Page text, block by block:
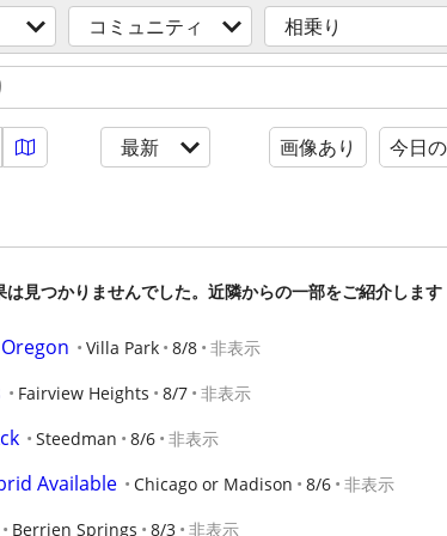
コミュニティ 相乗り
最新 画像あり 今日
は見つかりませんでした。近隣からの一部をご紹介します
Villa Park 8/8 非表示
Fairview Heights 8/7 非表示
Steedman 8/6 非表示
Available Chicago or Madison 8/6 非表示
Berrien Springs 8/3 非表示